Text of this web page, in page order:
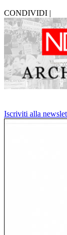
CONDIVIDI |
Iscriviti alla